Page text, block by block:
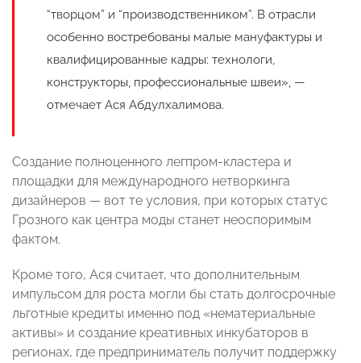
“творцом” и “производственником”. В отрасли
особенно востребованы малые мануфактуры и
квалифицированные кадры: технологи,
конструкторы, профессиональные швеи», —
отмечает Ася Абдулхалимова.
Создание полноценного легпром-кластера и
площадки для международного нетворкинга
дизайнеров — вот те условия, при которых статус
Грозного как центра моды станет неоспоримым
фактом.
Кроме того, Ася считает, что дополнительным
импульсом для роста могли бы стать долгосрочные
льготные кредиты именно под «нематериальные
активы» и создание креативных инкубаторов в
регионах, где предприниматель получит поддержку